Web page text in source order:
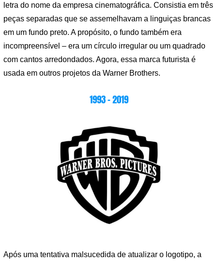
letra do nome da empresa cinematográfica. Consistia em três
peças separadas que se assemelhavam a linguiças brancas
em um fundo preto. A propósito, o fundo também era
incompreensível – era um círculo irregular ou um quadrado
com cantos arredondados. Agora, essa marca futurista é
usada em outros projetos da Warner Brothers.
1993 – 2019
Após uma tentativa malsucedida de atualizar o logotipo, a